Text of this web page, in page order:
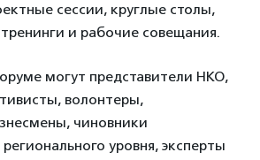
сессии, круглые столы,
и рабочие совещания.
могут представители НКО,
волонтеры,
чиновники
уровня, эксперты